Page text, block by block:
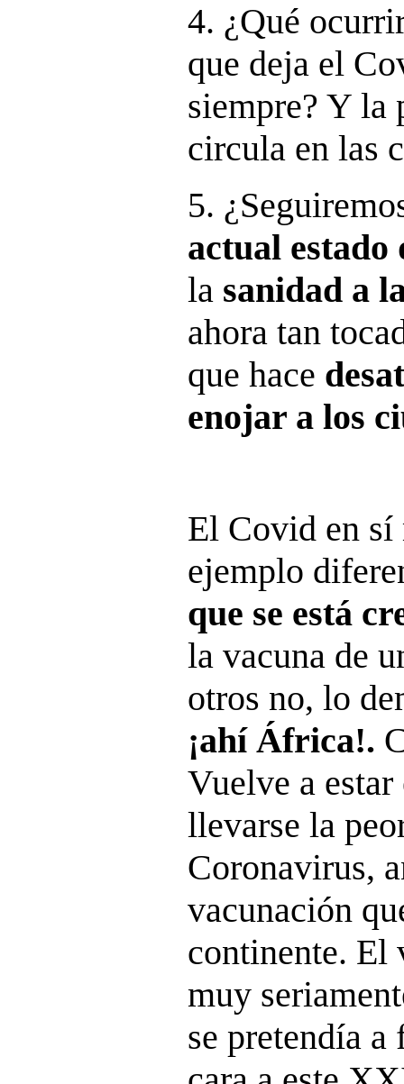
4. ¿Qué
que deja el
siempre? Y la
circula en las
5.
actual estado
la sanidad a
ahora tan
que hace
enojar a los
El Covid en sí
ejemplo
que se está
la vacuna de
otros no, lo
¡ahí África!.
Vuelve a
llevarse la
Coronavirus,
vacunación
continente. El
muy
se pretendía